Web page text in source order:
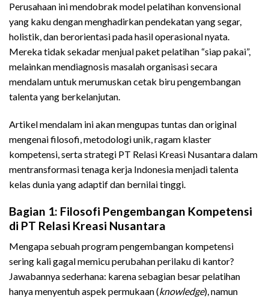
Perusahaan ini mendobrak model pelatihan konvensional
yang kaku dengan menghadirkan pendekatan yang segar,
holistik, dan berorientasi pada hasil operasional nyata.
Mereka tidak sekadar menjual paket pelatihan “siap pakai”,
melainkan mendiagnosis masalah organisasi secara
mendalam untuk merumuskan cetak biru pengembangan
talenta yang berkelanjutan.
Artikel mendalam ini akan mengupas tuntas dan original
mengenai filosofi, metodologi unik, ragam klaster
kompetensi, serta strategi PT Relasi Kreasi Nusantara dalam
mentransformasi tenaga kerja Indonesia menjadi talenta
kelas dunia yang adaptif dan bernilai tinggi.
Bagian 1: Filosofi Pengembangan Kompetensi
di PT Relasi Kreasi Nusantara
Mengapa sebuah program pengembangan kompetensi
sering kali gagal memicu perubahan perilaku di kantor?
Jawabannya sederhana: karena sebagian besar pelatihan
hanya menyentuh aspek permukaan (knowledge), namun